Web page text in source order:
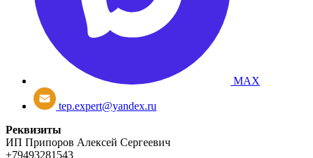
MAX
tep.expert@yandex.ru
Реквизиты
ИП Припоров Алексей Сергеевич
+79493281543